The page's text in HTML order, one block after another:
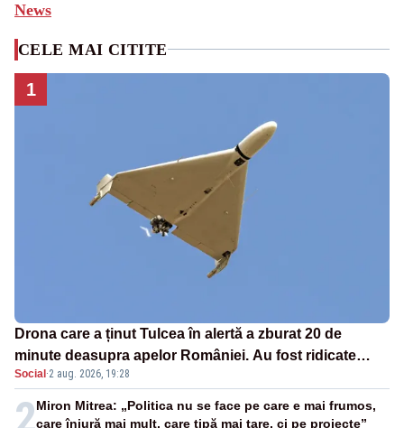
News
CELE MAI CITITE
1
Drona care a ținut Tulcea în alertă a zburat 20 de
minute deasupra apelor României. Au fost ridicate
două F-16
Social ·2 aug. 2026, 19:28
2Miron Mitrea: „Politica nu se face pe care e mai frumos,
care înjură mai mult, care țipă mai tare, ci pe proiecte”